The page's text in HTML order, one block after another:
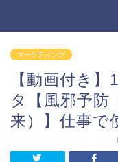
マーケティング
【動画付き
タ【風邪予防
来）】仕事で